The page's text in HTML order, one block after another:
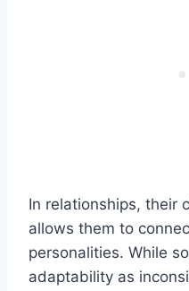
In relationships, their
allows them to
personalities. While
adaptability as